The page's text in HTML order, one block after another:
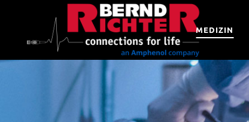
MEDIZIN